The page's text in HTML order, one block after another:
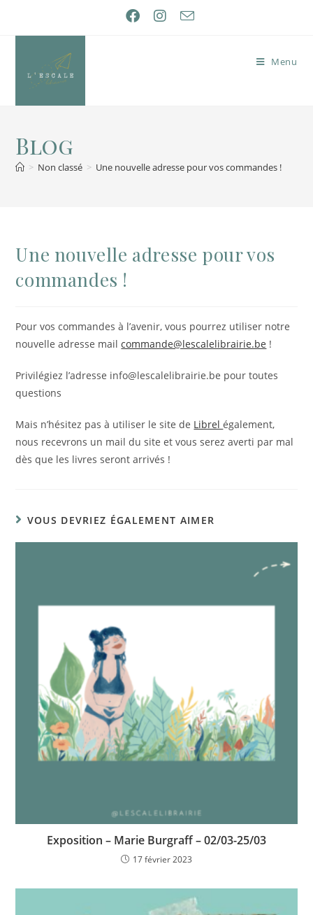
Menu
Blog
> Non classé > Une nouvelle adresse pour vos commandes !
Une nouvelle adresse pour vos
commandes !
Pour vos commandes à l’avenir, vous pourrez utiliser notre
nouvelle adresse mailcommande@lescalelibrairie.be !
Privilégiez l’adresse info@lescalelibrairie.be pour toutes
questions
Mais n’hésitez pas à utiliser le site de Librelégalement,
nous recevrons un mail du site et vous serez averti par mal
dès que les livres seront arrivés !
VOUS DEVRIEZ ÉGALEMENT AIMER
Exposition – Marie Burgraff – 02/03-25/03
17 février 2023